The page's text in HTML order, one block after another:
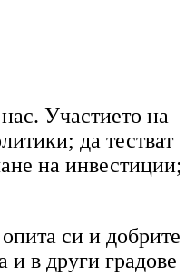
Участието на
да тестват
на инвестиции;
си и добрите
и в други градове